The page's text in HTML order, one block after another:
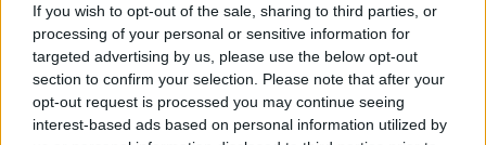
If you wish to opt-out of the sale, sharing to third parties, or
processing of your personal or sensitive information for
targeted advertising by us, please use the below opt-out
section to confirm your selection. Please note that after your
opt-out request is processed you may continue seeing
interest-based ads based on personal information utilized by
A válogatott támadó remek formában van az
elmúlt hetekben, már a negyedik találatát jegyezte
a rájátszásban és nagyon közel lőtte csapatát a
feljutáshoz.